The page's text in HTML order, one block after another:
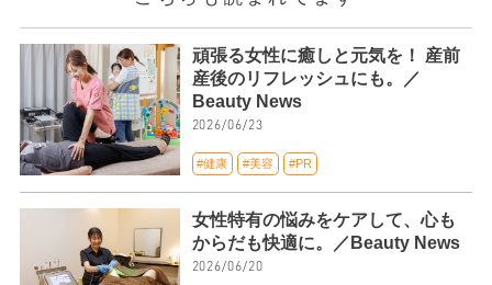
頑張る女性に癒しと元気を！ 産前
産後のリフレッシュにも。／
Beauty News
2026/06/23
#健康 #美容 #PR
女性特有の悩みをケアして、心も
からだも快適に。／Beauty News
2026/06/20